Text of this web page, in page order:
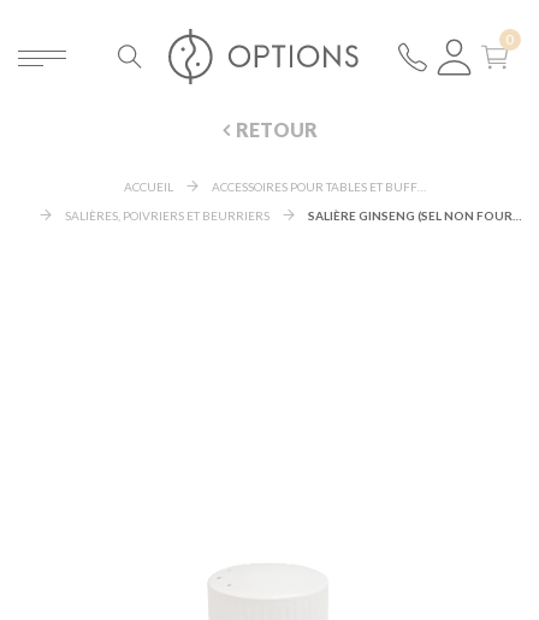
RETOUR
ACCUEIL
ACCESSOIRES POUR TABLES ET BUFFETS
SALIÈRES, POIVRIERS ET BEURRIERS